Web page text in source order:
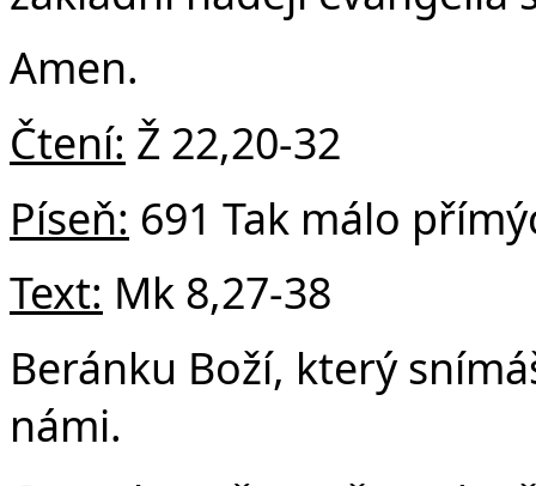
Amen.
Čtení: Ž 22,20-32
Píseň: 691 Tak málo
Text: Mk 8,27-38
Beránku Boží, který
námi.